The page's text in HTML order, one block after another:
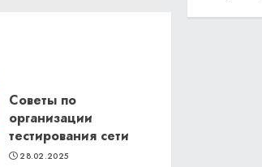
Советы по
организации
тестирования сети
28.02.2025